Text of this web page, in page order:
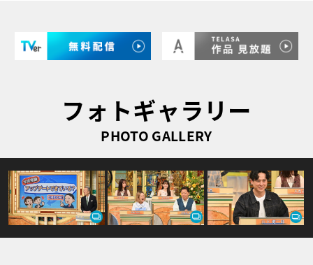
フォトギャラリー
PHOTO GALLERY